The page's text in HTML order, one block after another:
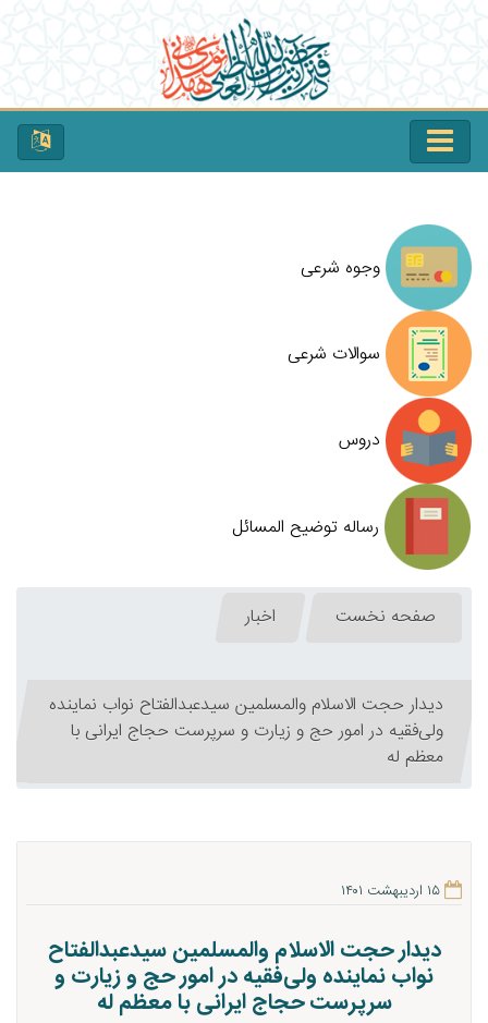
وجوه شرعی
سوالات شرعی
دروس
رساله توضیح المسائل
صفحه نخست اخبار
دیدار حجت الاسلام والمسلمین سیدعبدالفتاح نواب نماینده
ولی‌فقیه در امور حج و زیارت و سرپرست حجاج ایرانی با
معظم له
۱۵ اردیبهشت ۱۴۰۱
دیدار حجت الاسلام والمسلمین سیدعبدالفتاح
نواب نماینده ولی‌فقیه در امور حج و زیارت و
سرپرست حجاج ایرانی با معظم له